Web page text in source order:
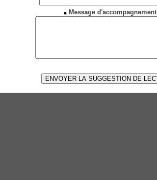
Message d'accompagnement